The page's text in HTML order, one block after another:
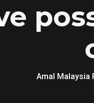
Amal Malaysia